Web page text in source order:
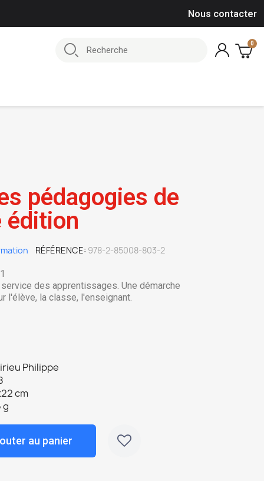
Nous contacter
pédagogies de
édition
RÉFÉRENCE 978-2-85008-803-2
des apprentissages. Une démarche
l'élève, la classe, l'enseignant.
Philippe
cm
g
au panier